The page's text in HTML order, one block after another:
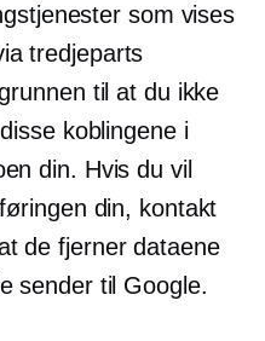
som vises
tredjeparts
til at du ikke
koblingene i
din. Hvis du vil
din, kontakt
de fjerner dataene
sender til Google.